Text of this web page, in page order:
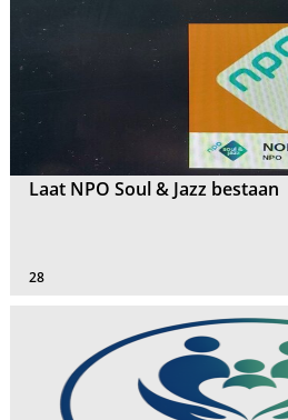
Laat NPO Soul & Jazz bestaan
28